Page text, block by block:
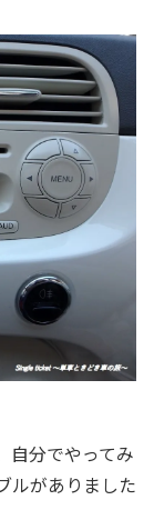
自分でやってみ
ルがありました